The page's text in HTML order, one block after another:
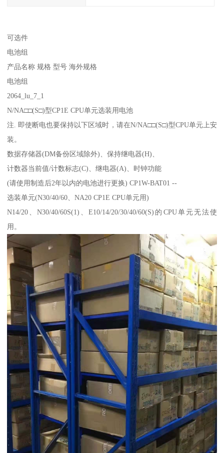
可选件
电池组
产品名称 规格 型号 海外规格
电池组
2064_lu_7_1
N/NA□□(S□)型CP1E CPU单元选装用电池
注. 即使断电也要保持以下区域时，请在N/NA□□(S□)型CPU单元上安
装。
数据存储器(DM备份区域除外)、保持继电器(H)、
计数器当前值/计数标志(C)、继电器(A)、时钟功能
(请使用制造后2年以内的电池进行更换) CP1W-BAT01 --
选装单元(N30/40/60、NA20 CP1E CPU单元用)
N14/20、N30/40/60S(1)、E10/14/20/30/40/60(S)的CPU单元无法使
用。